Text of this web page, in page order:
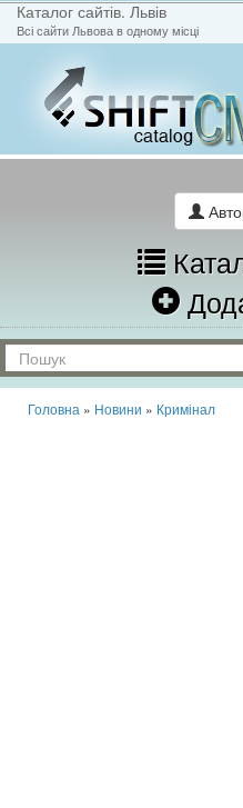
Каталог сайтів. Львів
Всі сайти Львова в одному місці
Головна » Новини » Кримінал